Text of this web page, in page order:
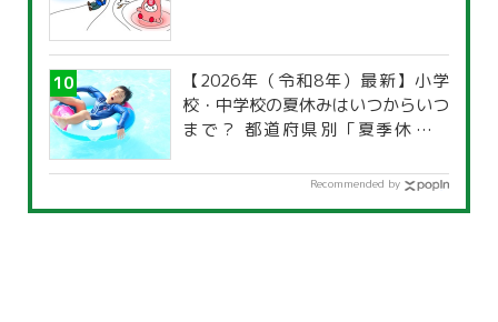
【2026年（令和8年）最新】小学
校・中学校の夏休みはいつからいつ
まで？ 都道府県別「夏季休暇一
Recommended by